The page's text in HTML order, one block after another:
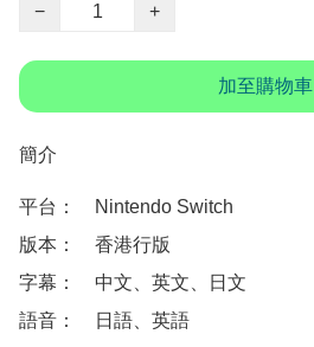
−
+
加至購物車
簡介
平台：　Nintendo Switch
版本：　香港行版
字幕：　中文、英文、日文
語音：　日語、英語